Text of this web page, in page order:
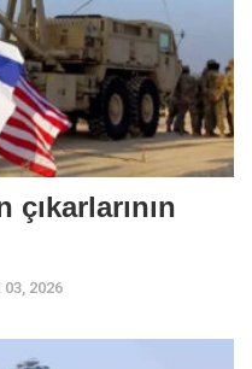
çıkarlarının
03, 2026